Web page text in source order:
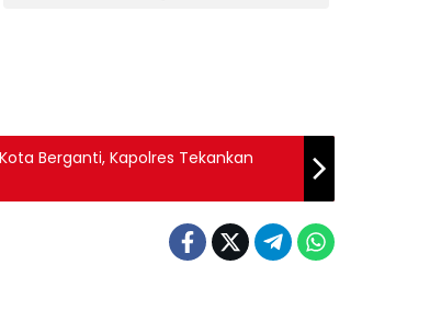
Berganti, Kapolres Tekankan